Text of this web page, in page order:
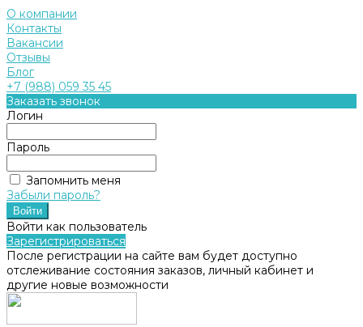
О компании
Контакты
Вакансии
Отзывы
Блог
+7 (988) 059 35 45
Заказать звонок
Логин
Пароль
Запомнить меня
Забыли пароль?
Войти как пользователь
Зарегистрироваться
После регистрации на сайте вам будет доступно
отслеживание состояния заказов, личный кабинет и
другие новые возможности